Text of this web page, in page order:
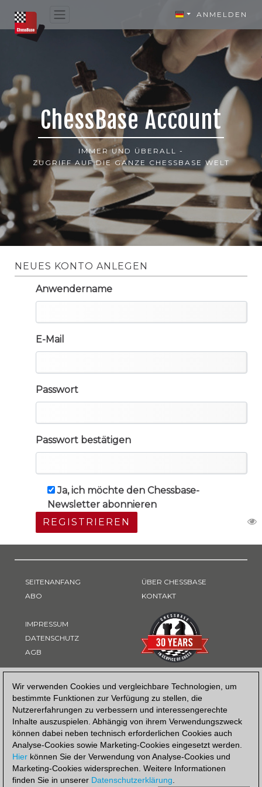
Wir verwenden Cookies und vergleichbare Technologien, um
bestimmte Funktionen zur Verfügung zu stellen, die
Nutzererfahrungen zu verbessern und interessengerechte
Inhalte auszuspielen. Abhängig von ihrem Verwendungszweck
können dabei neben technisch erforderlichen Cookies auch
Analyse-Cookies sowie Marketing-Cookies eingesetzt werden.
Hier können Sie der Verwendung von Analyse-Cookies und
Marketing-Cookies widersprechen. Weitere Informationen
finden Sie in unserer Datenschutzerklärung.
ANMELDEN
ChessBase Account
IMMER UND ÜBERALL -
ZUGRIFF AUF DIE GANZE CHESSBASE WELT
NEUES KONTO ANLEGEN
Anwendername
E-Mail
Passwort
Passwort bestätigen
Ja, ich möchte den Chessbase-
Newsletter abonnieren
REGISTRIEREN
SEITENANFANG
ABO
IMPRESSUM
DATENSCHUTZ
AGB
ÜBER CHESSBASE
KONTAKT
ZAHLUNGSART